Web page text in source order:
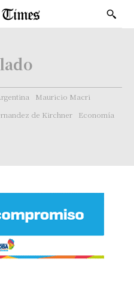
Mauricio Macri
de Kirchner
Economía